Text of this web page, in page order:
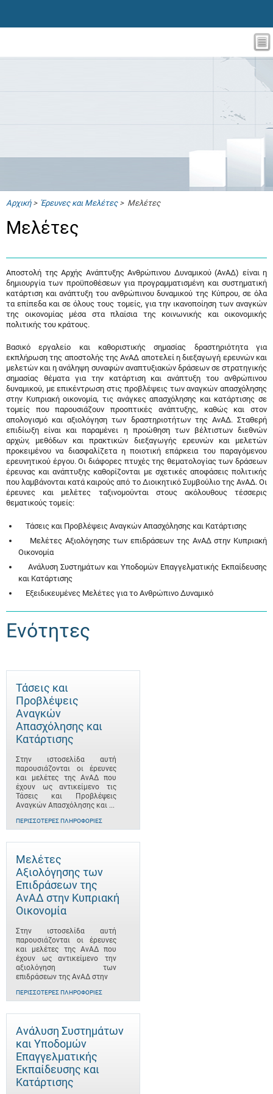
Αρχική> Έρευνες και Μελέτες> Μελέτες
Μελέτες
Αποστολή της Αρχής Ανάπτυξης Ανθρώπινου Δυναμικού (ΑνΑΔ) είναι η
δημιουργία των προϋποθέσεων για προγραμματισμένη και συστηματική
κατάρτιση και ανάπτυξη του ανθρώπινου δυναμικού της Κύπρου, σε όλα
τα επίπεδα και σε όλους τους τομείς, για την ικανοποίηση των αναγκών
της οικονομίας μέσα στα πλαίσια της κοινωνικής και οικονομικής
πολιτικής του κράτους.
Βασικό εργαλείο και καθοριστικής σημασίας δραστηριότητα για
εκπλήρωση της αποστολής της ΑνΑΔ αποτελεί η διεξαγωγή ερευνών και
μελετών και η ανάληψη συναφών αναπτυξιακών δράσεων σε στρατηγικής
σημασίας θέματα για την κατάρτιση και ανάπτυξη του ανθρώπινου
δυναμικού, με επικέντρωση στις προβλέψεις των αναγκών απασχόλησης
στην Κυπριακή οικονομία, τις ανάγκες απασχόλησης και κατάρτισης σε
τομείς που παρουσιάζουν προοπτικές ανάπτυξης, καθώς και στον
απολογισμό και αξιολόγηση των δραστηριοτήτων της ΑνΑΔ. Σταθερή
επιδίωξη είναι και παραμένει η προώθηση των βέλτιστων διεθνών
αρχών, μεθόδων και πρακτικών διεξαγωγής ερευνών και μελετών
προκειμένου να διασφαλίζετα η ποιοτική επάρκεια του παραγόμενου
ερευνητικού έργου. Οι διάφορες πτυχές της θεματολογίας των δράσεων
έρευνας και ανάπτυξης καθορίζονται με σχετικές αποφάσεις πολιτικής
που λαμβάνονται κατά καιρούς από το Διοικητικό Συμβούλιο της ΑνΑΔ. Οι
έρευνες και μελέτες ταξινομούνται στους ακόλουθους τέσσερις
θεματικούς τομείς:
Τάσεις και Προβλέψεις Αναγκών Απασχόλησης και Κατάρτισης
Μελέτες Αξιολόγησης των επιδράσεων της ΑνΑΔ στην Κυπριακή
Οικονομία
Ανάλυση Συστημάτων και Υποδομών Επαγγελματικής Εκπαίδευσης
και Κατάρτισης
Εξειδικευμένες Μελέτες για το Ανθρώπινο Δυναμικό
Ενότητες
Τάσεις και
Προβλέψεις
Αναγκών
Απασχόλησης και
Κατάρτισης
Στην ιστοσελίδα αυτή
παρουσιάζονται οι έρευνες
και μελέτες της ΑνΑΔ που
έχουν ως αντικείμενο τις
Τάσεις και Προβλέψεις
Αναγκών Απασχόλησης και ...
ΠΕΡΙΣΣΌΤΕΡΕΣ ΠΛΗΡΟΦΟΡΊΕΣ
Μελέτες
Αξιολόγησης των
Επιδράσεων της
ΑνΑΔ στην Κυπριακή
Οικονομία
Στην ιστοσελίδα αυτή
παρουσιάζονται οι έρευνες
και μελέτες της ΑνΑΔ που
έχουν ως αντικείμενο την
αξιολόγηση των
επιδράσεων της ΑνΑΔ στην
ΠΕΡΙΣΣΌΤΕΡΕΣ ΠΛΗΡΟΦΟΡΊΕΣ
Ανάλυση Συστημάτων
και Υποδομών
Επαγγελματικής
Εκπαίδευσης και
Κατάρτισης